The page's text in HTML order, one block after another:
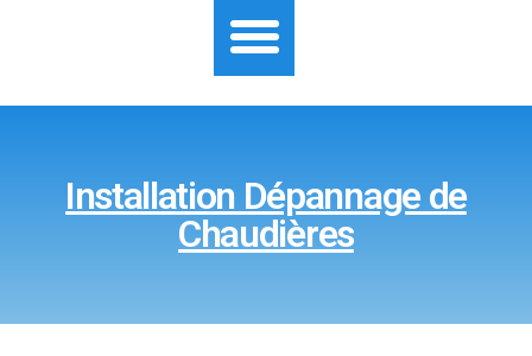
Installation Dépannage de
Chaudières